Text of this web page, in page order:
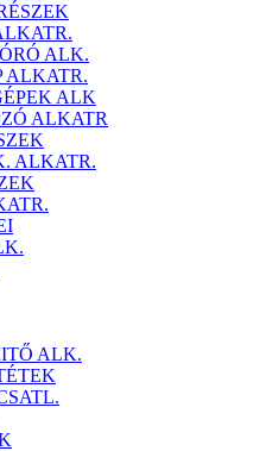
ALK.
ALKATR.
ALK
ALKATR
ALKATR.
ALK.